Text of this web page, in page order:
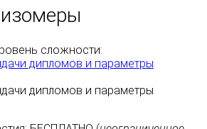
сложности:
дипломов и параметры
дипломов и параметры